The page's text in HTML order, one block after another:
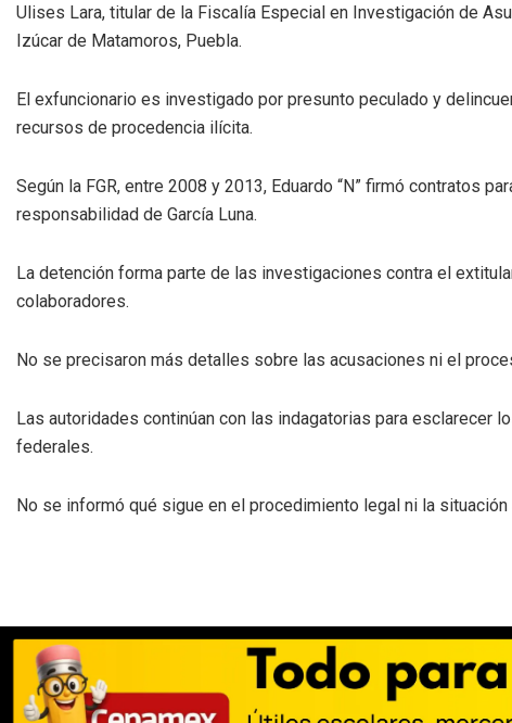
Ulises Lara, titular de la Fiscalía Especial en Investigación de
Izúcar de Matamoros, Puebla.
El exfuncionario es investigado por presunto peculado y
recursos de procedencia ilícita.
Según la FGR, entre 2008 y 2013, Eduardo “N” firmó contratos
responsabilidad de García Luna.
La detención forma parte de las investigaciones contra el
colaboradores.
No se precisaron más detalles sobre las acusaciones ni el
Las autoridades continúan con las indagatorias para
federales.
No se informó qué sigue en el procedimiento legal ni la